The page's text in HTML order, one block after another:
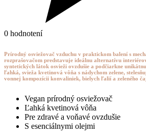
0 hodnotení
Prírodný osviežovač vzduchu v praktickom balení s
rozprašovačom predstavuje ideálnu alternatívu
syntetických látok osvieži ovzdušie a podčiarkne
ľahká, svieža kvetinová vôňa s nádychom zelene,
vonnej kompozícii konvaliniek, bielych ľalií a zeleného
Vegan prírodný osviežovač
Ľahká kvetinová vôňa
Pre zdravé a voňavé ovzdušie
S esenciálnymi olejmi